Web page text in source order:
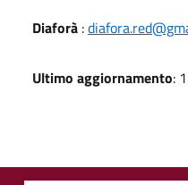
Diaforà :
Ultimo aggiornamento: